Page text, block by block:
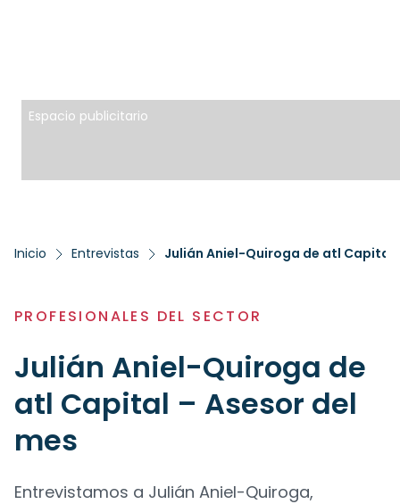
Espacio publicitario
Inicio Entrevistas Julián Aniel-Quiroga de atl Capital
PROFESIONALES DEL SECTOR
Julián Aniel-Quiroga de
atl Capital – Asesor del
mes
Entrevistamos a Julián Aniel-Quiroga,